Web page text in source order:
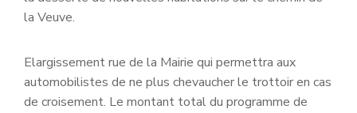
la Veuve.
Elargissement rue de la Mairie qui permettra aux
automobilistes de ne plus chevaucher le trottoir en cas
de croisement. Le montant total du programme de